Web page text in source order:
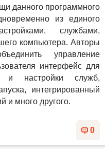
данного программного
из единого
службами,
компьютера. Авторы
управление
интерфейс для
и настройки служб,
интегрированный
и много другого.
0